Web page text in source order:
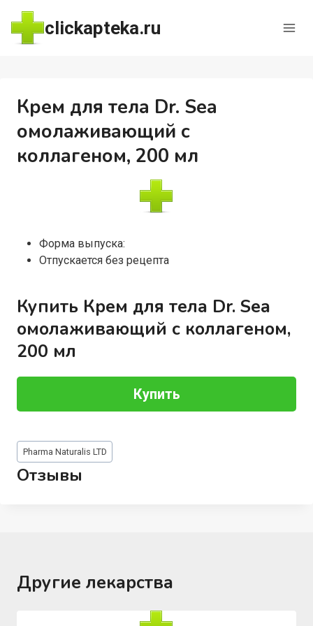
Перейти
содержимому
clickapteka.ru
Крем для тела Dr. Sea
омолаживающий с
коллагеном, 200 мл
Форма выпуска:
Отпускается без рецепта
Купить Крем для тела Dr. Sea
омолаживающий с коллагеном,
200 мл
Купить
Метки
записи:
Pharma Naturalis LTD
Отзывы
Другие лекарства